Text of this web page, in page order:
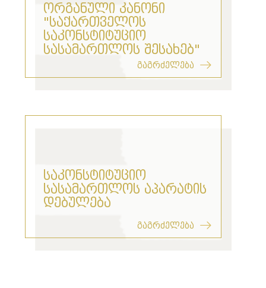
ორგანული კანონი
"საქართველოს
საკონსტიტუციო
სასამართლოს შესახებ"
გაგრძელება
საკონსტიტუციო
სასამართლოს აპარატის
დებულება
გაგრძელება